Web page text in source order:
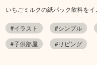
いちごミルクの紙パック飲料をイ
#イラスト #シンプル
#子供部屋
#リビング